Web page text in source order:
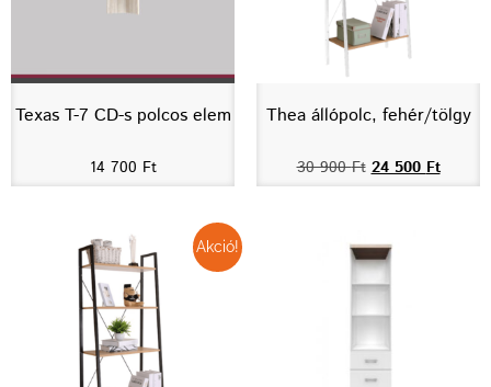
Texas T-7 CD-s polcos elem
14 700 Ft
Thea állópolc, fehér/tölgy
30 900Ft 24 500Ft
Akció!